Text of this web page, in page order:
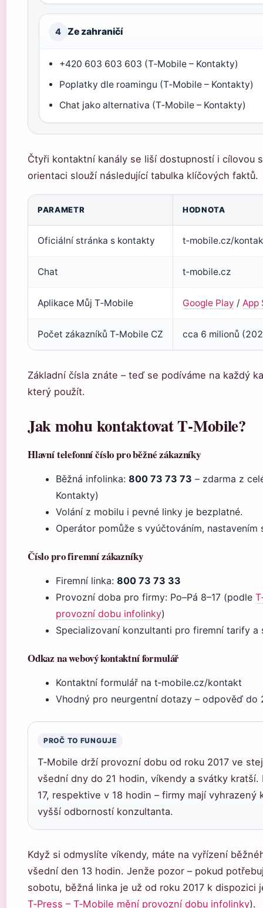
4 Ze zahraničí
+420 603 603 603 (T‑Mobile – Kontakty)
Poplatky dle roamingu (T‑Mobile – Kontakty)
Chat jako alternativa (T‑Mobile – Kontakty)
Čtyři kontaktní kanály se liší dostupností i cílovou
orientaci slouží následující tabulka klíčových faktů.
PARAMETR HODNOTA
Oficiální stránka s kontakty t‑mobile.cz/
Chat t‑mobile.cz
Aplikace Můj T‑Mobile Google Play / App
Počet zákazníků T‑Mobile CZ cca 6 milionů
Základní čísla znáte – teď se podíváme na každý
který použít.
Jak mohu kontaktovat T‑Mobile?
Hlavní telefonní číslo pro běžné zákazníky
Běžná infolinka: 800 73 73 73 – zdarma z
Kontakty)
Volání z mobilu i pevné linky je bezplatné.
Operátor pomůže s vyúčtováním, nastavením
Číslo pro firemní zákazníky
Firemní linka: 800 73 73 33
Provozní doba pro firmy: Po–Pá 8–17 (podle
provozní dobu infolinky)
Specializovaní konzultanti pro firemní tarify a
Odkaz na webový kontaktní formulář
Kontaktní formulář na t‑mobile.cz/kontakt
Vhodný pro neurgentní dotazy – odpověď do
PROČ TO FUNGUJE
T‑Mobile drží provozní dobu od roku 2017 ve
všední dny do 21 hodin, víkendy a svátky kratší.
17, respektive v 18 hodin – firmy mají vyhrazený
vyšší odborností konzultanta.
Když si odmyslíte víkendy, máte na vyřízení
všední den 13 hodin. Jenže pozor – pokud
sobotu, běžná linka je už od roku 2017 k dispozici
T‑Press – T‑Mobile mění provozní dobu infolinky).